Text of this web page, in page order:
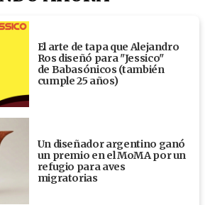
El arte de tapa que Alejandro
Ros diseñó para "Jessico"
de Babasónicos (también
cumple 25 años)
Un diseñador argentino ganó
un premio en el MoMA por un
refugio para aves
migratorias